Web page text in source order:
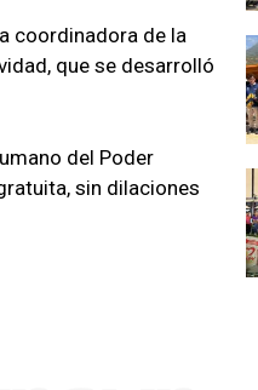
coordinadora de la
que se desarrolló
del Poder
sin dilaciones